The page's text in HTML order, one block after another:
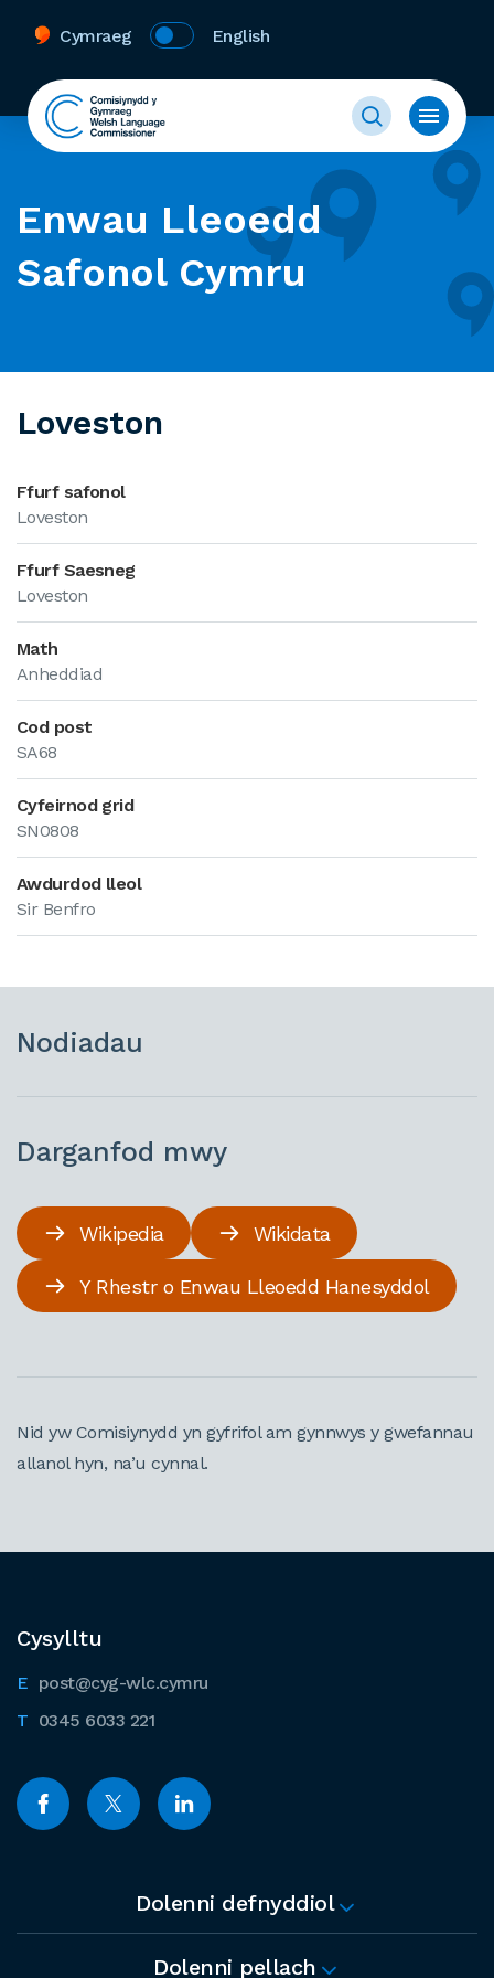
Cymraeg English
Enwau Lleoedd
Safonol Cymru
Loveston
Ffurf safonol
Loveston
Ffurf Saesneg
Loveston
Math
Anheddiad
Cod post
SA68
Cyfeirnod grid
SN0808
Awdurdod lleol
Sir Benfro
Nodiadau
Darganfod mwy
Wikipedia Wikidata
Y Rhestr o Enwau Lleoedd Hanesyddol
Nid yw Comisiynydd yn gyfrifol am gynnwys y gwefannau
allanol hyn, na’u cynnal.
Cysylltu
post@cyg-wlc.cymru
0345 6033 221
Dolenni defnyddiol
Dolenni pellach